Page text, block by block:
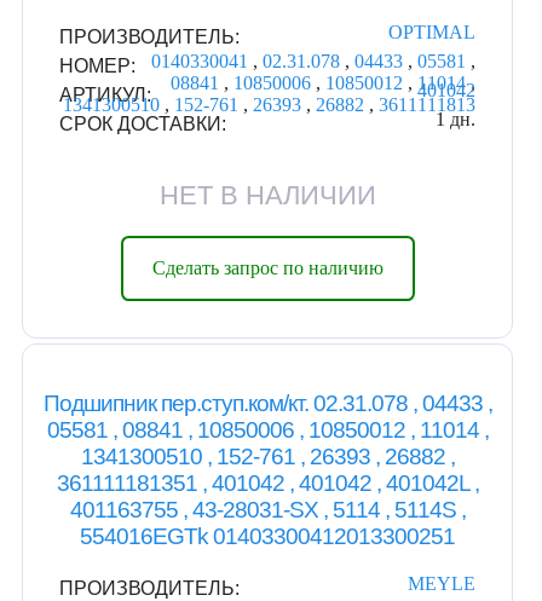
ПРОИЗВОДИТЕЛЬ:
OPTIMAL
НОМЕР:
0140330041 ,02.31.078 ,04433 ,05581 ,
08841 , 10850006 , 10850012 , 11014,
1341300510 , 152-761 , 26393 , 26882 ,3611111813
АРТИКУЛ:
401042
СРОК ДОСТАВКИ:
1 дн.
НЕТ В НАЛИЧИИ
Сделать запрос по наличию
Подшипник пер.ступ.ком/кт. 02.31.078 , 04433 ,
05581 , 08841 , 10850006 , 10850012 , 11014 ,
1341300510 , 152-761 , 26393 , 26882 ,
361111181351 , 401042 , 401042 , 401042L ,
401163755 , 43-28031-SX , 5114 , 5114S ,
554016EGTk 01403300412013300251
ПРОИЗВОДИТЕЛЬ:
MEYLE